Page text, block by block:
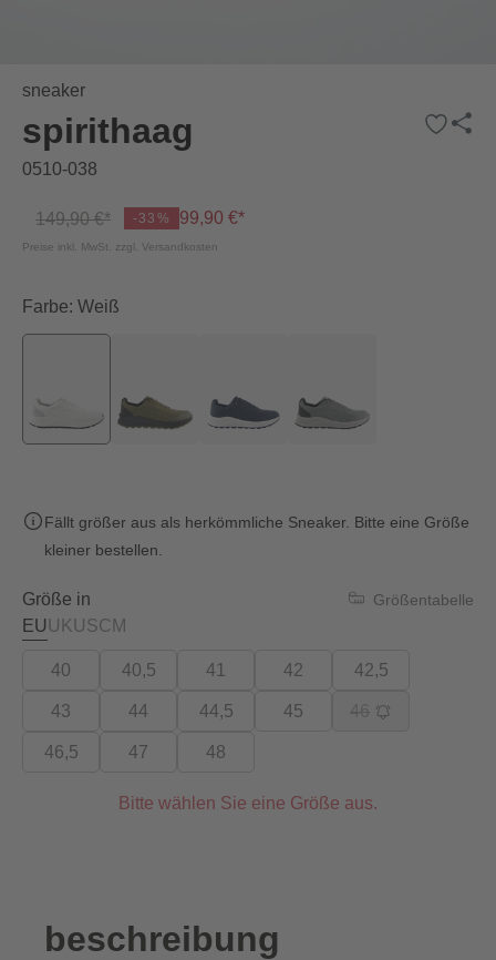
sneaker
spirithaag
0510-038
99,90 €*
149,90 €* -33%
Preise inkl. MwSt. zzgl. Versandkosten
Farbe: Weiß
Fällt größer aus als herkömmliche Sneaker. Bitte eine Größe
kleiner bestellen.
Größe in
EUUKUSCM
Größentabelle
40 40,5 41 42 42,5
43 44 44,5 45
46,5 47 48
Bitte wählen Sie eine Größe aus.
beschreibung